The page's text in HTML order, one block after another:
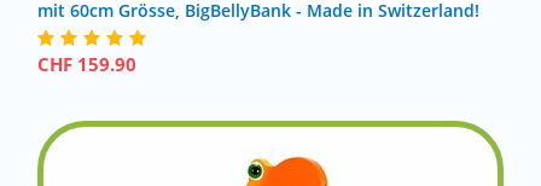
mit 60cm Grösse, BigBellyBank - Made in Switzerland!
CHF 159.90